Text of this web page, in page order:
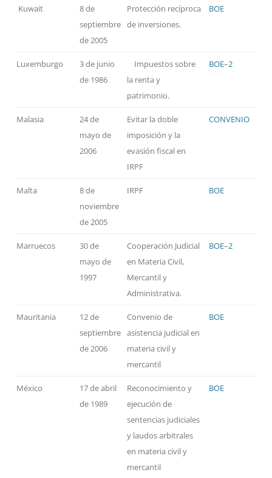
Kuwait
8 de
septiembre
de 2005
Protección recíproca
de inversiones.
BOE
Luxemburgo
3 de junio
de 1986
Impuestos sobre
la renta y
patrimonio.
BOE–2
Malasia
24 de
mayo de
2006
Evitar la doble
imposición y la
evasión fiscal en
IRPF
CONVENIO
Malta
8 de
noviembre
de 2005
IRPF BOE
Marruecos
30 de
mayo de
1997
Cooperación Judicial
en Materia Civil,
Mercantil y
Administrativa.
BOE–2
Mauritania
12 de
septiembre
de 2006
Convenio de
asistencia judicial en
materia civil y
mercantil
BOE
México
17 de abril
de 1989
Reconocimiento y
ejecución de
sentencias judiciales
y laudos arbitrales
en materia civil y
mercantil
BOE